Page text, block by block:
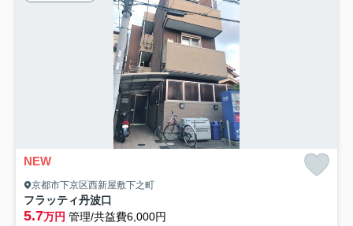
NEW
京都市下京区西新屋敷下之町
フラッティ丹波口
5.7万円 管理/共益費6,000円